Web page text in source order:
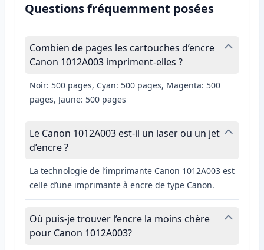
Questions fréquemment posées
Combien de pages les cartouches d’encre
Canon 1012A003 impriment-elles ?
Noir: 500 pages, Cyan: 500 pages, Magenta: 500
pages, Jaune: 500 pages
Le Canon 1012A003 est-il un laser ou un jet
d’encre ?
La technologie de l’imprimante Canon 1012A003 est
celle d’une imprimante à encre de type Canon.
Où puis-je trouver l’encre la moins chère
pour Canon 1012A003?